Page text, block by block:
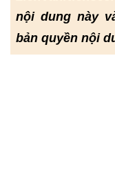
nội dung này
bản quyền nội